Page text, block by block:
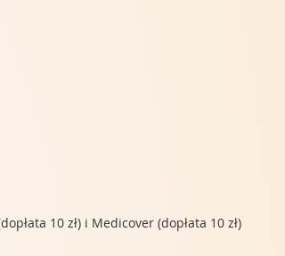
10 zł) i Medicover (dopłata 10 zł)